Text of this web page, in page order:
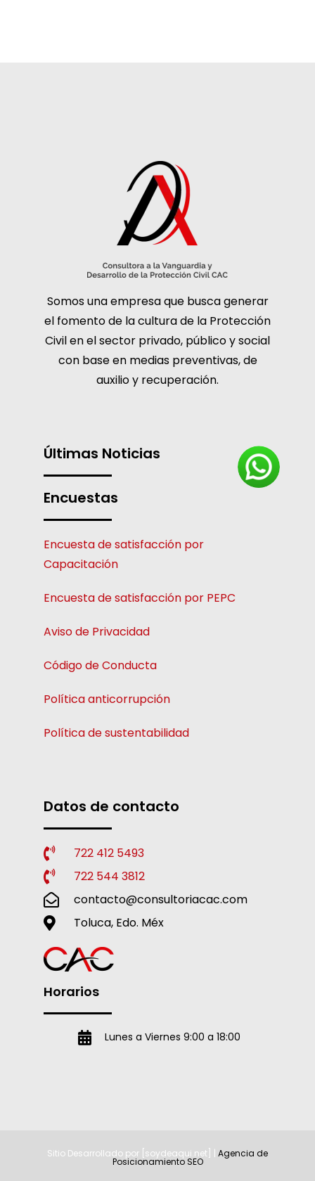
Somos una empresa que busca generar
el fomento de la cultura de la Protección
Civil en el sector privado, público y social
con base en medias preventivas, de
auxilio y recuperación.
Últimas Noticias
Encuestas
Encuesta de satisfacción por
Capacitación
Encuesta de satisfacción por PEPC
Aviso de Privacidad
Código de Conducta
Política anticorrupción
Política de sustentabilidad
Datos de contacto
722 412 5493
722 544 3812
contacto@consultoriacac.com
Toluca, Edo. Méx
Horarios
Lunes a Viernes 9:00 a 18:00
Sitio Desarrollado por [soydeaqui.net] | Agencia de
Posicionamiento SEO